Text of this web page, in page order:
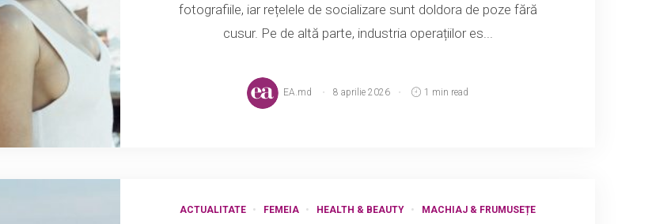
fotografiile, iar rețelele de socializare sunt doldora de poze fără
cusur. Pe de altă parte, industria operațiilor es...
EA.md 8 aprilie 2026 1 min read
ACTUALITATE FEMEIA HEALTH & BEAUTY MACHIAJ & FRUMUSEȚE